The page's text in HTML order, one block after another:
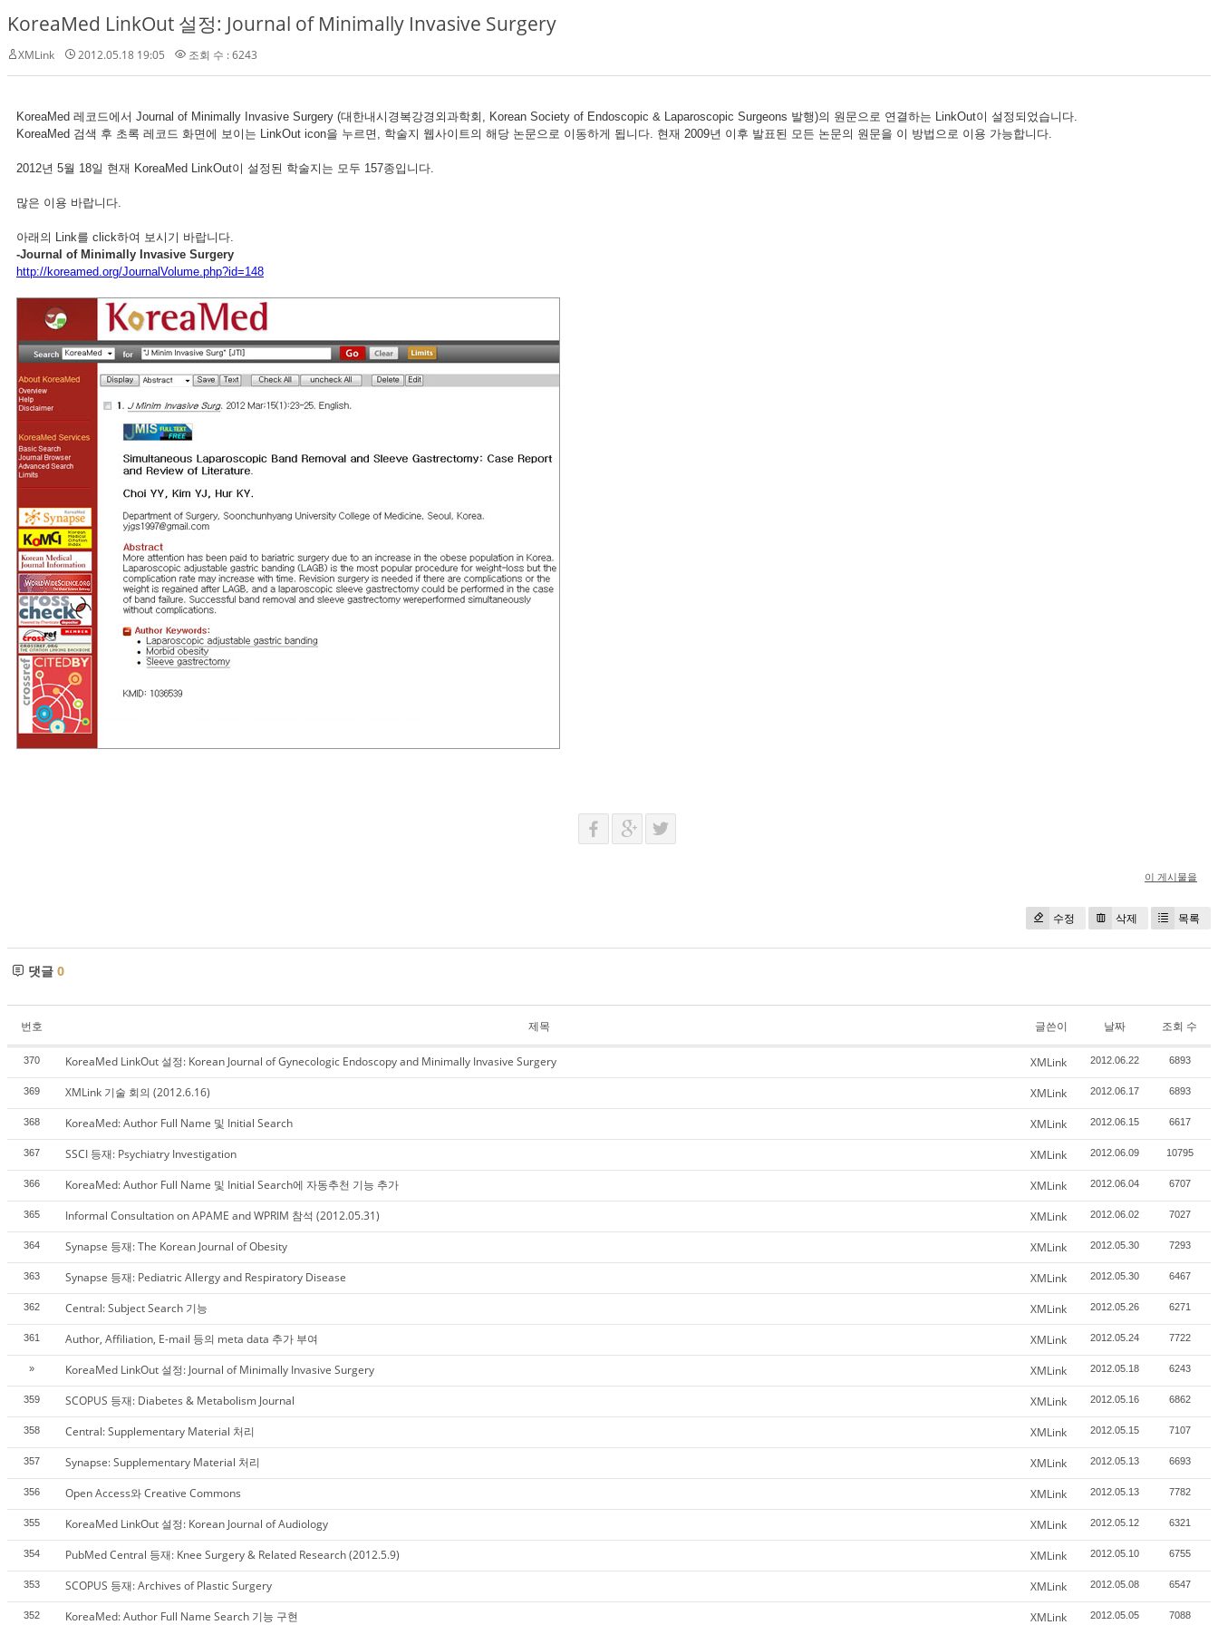
KoreaMed LinkOut 설정: Journal of Minimally Invasive Surgery
XMLink 2012.05.18 19:05 조회 수 : 6243
KoreaMed 레코드에서 Journal of Minimally Invasive Surgery (대한내시경복강경외과학회, Korean Society of Endoscopic & Laparoscopic Surgeons 발행)의 원문으로 연결하는 LinkOut이 설정되었습니다.
KoreaMed 검색 후 초록 레코드 화면에 보이는 LinkOut icon을 누르면, 학술지 웹사이트의 해당 논문으로 이동하게 됩니다. 현재 2009년 이후 발표된 모든 논문의 원문을 이 방법으로 이용 가능합니다.
2012년 5월 18일 현재 KoreaMed LinkOut이 설정된 학술지는 모두 157종입니다.
많은 이용 바랍니다.
아래의 Link를 click하여 보시기 바랍니다.
-Journal of Minimally Invasive Surgery
http://koreamed.org/JournalVolume.php?id=148
이 게시물을
수정 삭제 목록
댓글 0
번호 제목 글쓴이 날짜 조회 수
370 KoreaMed LinkOut 설정: Korean Journal of Gynecologic Endoscopy and Minimally Invasive Surgery XMLink 2012.06.22 6893
369 XMLink 기술 회의 (2012.6.16) XMLink 2012.06.17 6893
368 KoreaMed: Author Full Name 및 Initial Search XMLink 2012.06.15 6617
367 SSCI 등재: Psychiatry Investigation XMLink 2012.06.09 10795
366 KoreaMed: Author Full Name 및 Initial Search에 자동추천 기능 추가 XMLink 2012.06.04 6707
365 Informal Consultation on APAME and WPRIM 참석 (2012.05.31) XMLink 2012.06.02 7027
364 Synapse 등재: The Korean Journal of Obesity XMLink 2012.05.30 7293
363 Synapse 등재: Pediatric Allergy and Respiratory Disease XMLink 2012.05.30 6467
362 Central: Subject Search 기능 XMLink 2012.05.26 6271
361 Author, Affiliation, E-mail 등의 meta data 추가 부여 XMLink 2012.05.24 7722
» KoreaMed LinkOut 설정: Journal of Minimally Invasive Surgery XMLink 2012.05.18 6243
359 SCOPUS 등재: Diabetes & Metabolism Journal XMLink 2012.05.16 6862
358 Central: Supplementary Material 처리 XMLink 2012.05.15 7107
357 Synapse: Supplementary Material 처리 XMLink 2012.05.13 6693
356 Open Access와 Creative Commons XMLink 2012.05.13 7782
355 KoreaMed LinkOut 설정: Korean Journal of Audiology XMLink 2012.05.12 6321
354 PubMed Central 등재: Knee Surgery & Related Research (2012.5.9) XMLink 2012.05.10 6755
353 SCOPUS 등재: Archives of Plastic Surgery XMLink 2012.05.08 6547
352 KoreaMed: Author Full Name Search 기능 구현 XMLink 2012.05.05 7088